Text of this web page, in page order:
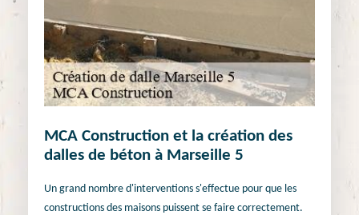
MCA Construction et la création des
dalles de béton à Marseille 5
Un grand nombre d'interventions s'effectue pour que les
constructions des maisons puissent se faire correctement.